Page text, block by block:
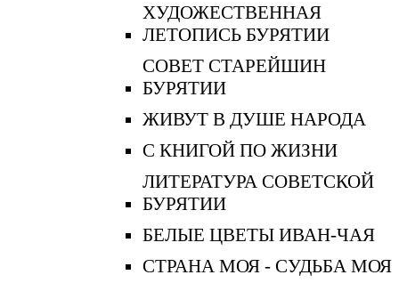
ХУДОЖЕСТВЕННАЯ
ЛЕТОПИСЬ БУРЯТИИ
СОВЕТ СТАРЕЙШИН
БУРЯТИИ
ЖИВУТ В ДУШЕ НАРОДА
С КНИГОЙ ПО ЖИЗНИ
ЛИТЕРАТУРА СОВЕТСКОЙ
БУРЯТИИ
БЕЛЫЕ ЦВЕТЫ ИВАН-ЧАЯ
СТРАНА МОЯ - СУДЬБА МОЯ